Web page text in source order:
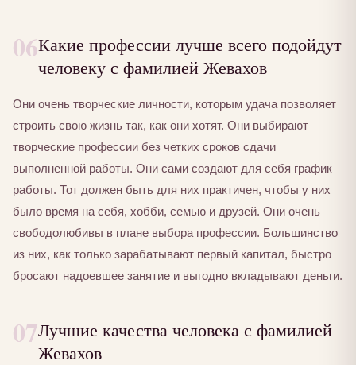
06Какие профессии лучше всего подойдут
человеку с фамилией Жевахов
Они очень творческие личности, которым удача позволяет
строить свою жизнь так, как они хотят. Они выбирают
творческие профессии без четких сроков сдачи
выполненной работы. Они сами создают для себя график
работы. Тот должен быть для них практичен, чтобы у них
было время на себя, хобби, семью и друзей. Они очень
свободолюбивы в плане выбора профессии. Большинство
из них, как только зарабатывают первый капитал, быстро
бросают надоевшее занятие и выгодно вкладывают деньги.
07Лучшие качества человека с фамилией
Жевахов